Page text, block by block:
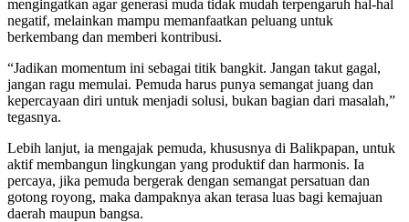
mengingatkan agar generasi muda tidak mudah terpengaruh hal-hal
negatif, melainkan mampu memanfaatkan peluang untuk
berkembang dan memberi kontribusi.
“Jadikan momentum ini sebagai titik bangkit. Jangan takut gagal,
jangan ragu memulai. Pemuda harus punya semangat juang dan
kepercayaan diri untuk menjadi solusi, bukan bagian dari masalah,”
tegasnya.
Lebih lanjut, ia mengajak pemuda, khususnya di Balikpapan, untuk
aktif membangun lingkungan yang produktif dan harmonis. Ia
percaya, jika pemuda bergerak dengan semangat persatuan dan
gotong royong, maka dampaknya akan terasa luas bagi kemajuan
daerah maupun bangsa.